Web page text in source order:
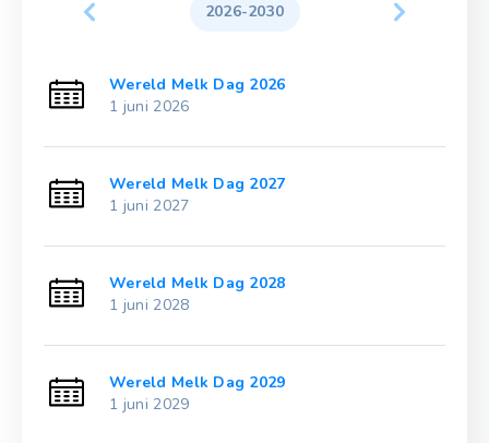
2026-2030
Wereld Melk Dag 2026
1 juni 2026
Wereld Melk Dag 2027
1 juni 2027
Wereld Melk Dag 2028
1 juni 2028
Wereld Melk Dag 2029
1 juni 2029